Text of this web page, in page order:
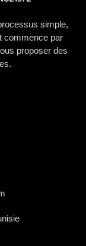
simple,
commence par
proposer des